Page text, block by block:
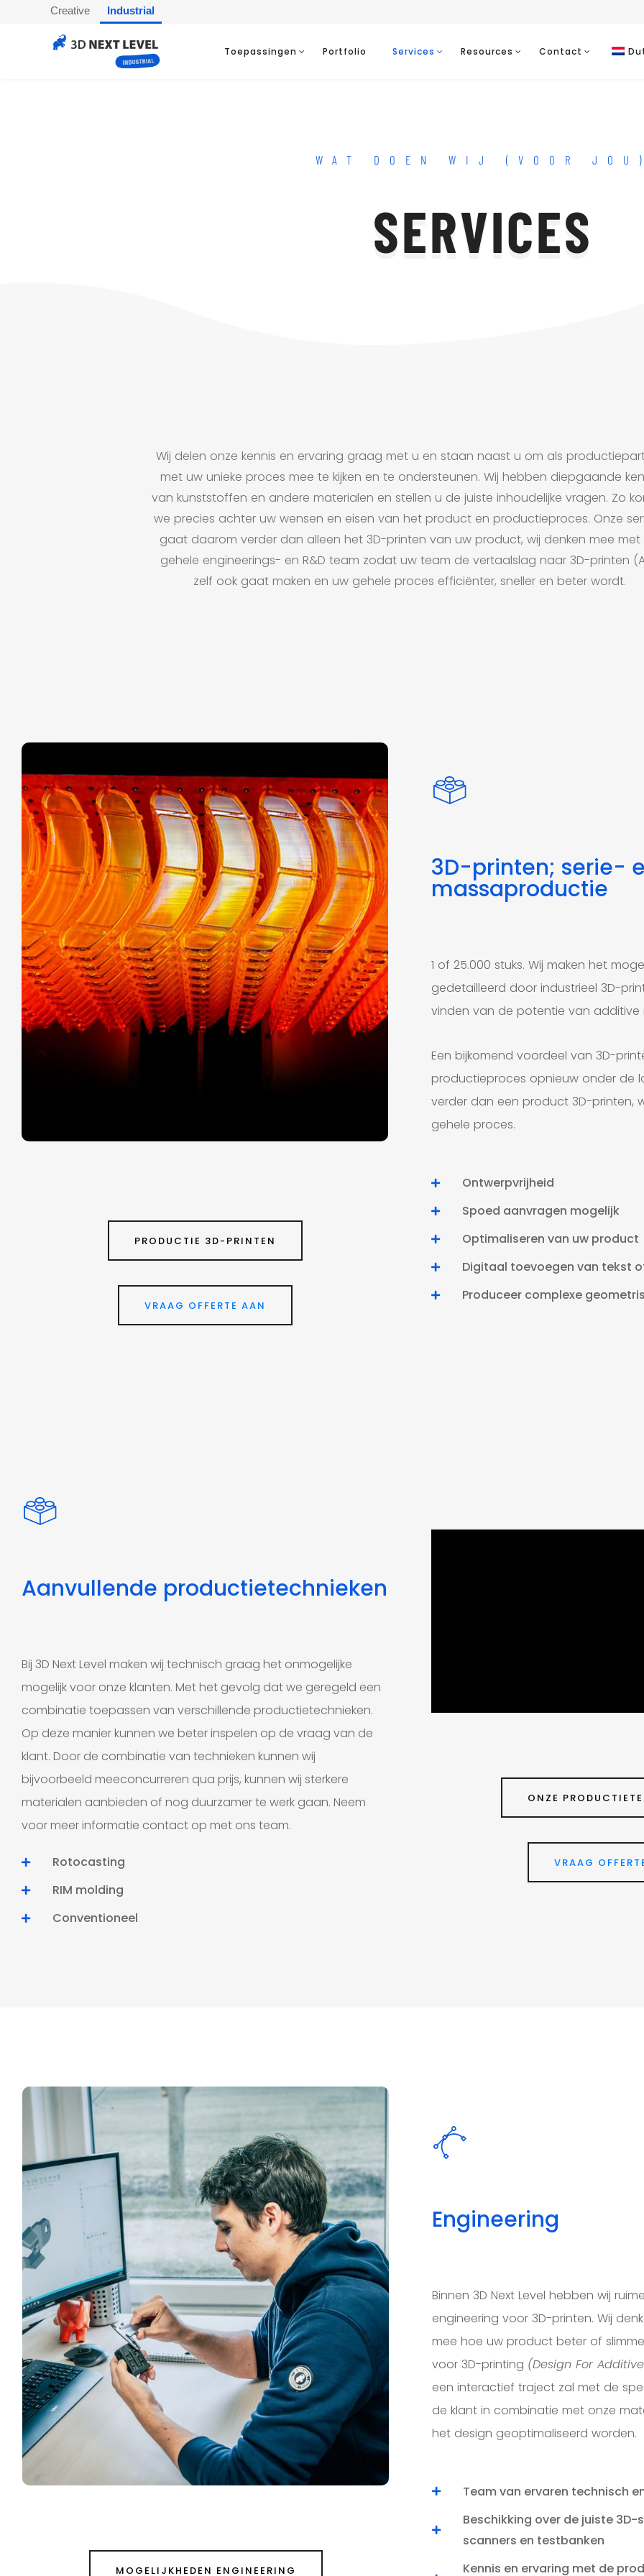
Creative Industrial
Toepassingen Portfolio Services Resources Contact
WAT DOEN WIJ (VOOR JOU)
SERVICES
Wij delen onze kennis en ervaring graag met u en staan naast u om als
met uw unieke proces mee te kijken en te ondersteunen. Wij hebben diepgaande
van kunststoffen en andere materialen en stellen u de juiste inhoudelijke vragen. Zo
we precies achter uw wensen en eisen van het product en productieproces. Onze
gaat daarom verder dan alleen het 3D-printen van uw product, wij denken mee met
gehele engineerings- en R&D team zodat uw team de vertaalslag naar 3D-printen
zelf ook gaat maken en uw gehele proces efficiënter, sneller en beter wordt.
PRODUCTIE 3D-PRINTEN
VRAAG OFFERTE AAN
3D-printen; serie-
massaproductie
1 of 25.000 stuks. Wij maken het
gedetailleerd door industrieel 3D-
vinden van de potentie van additive
Een bijkomend voordeel van 3D-
productieproces opnieuw onder de
verder dan een product 3D-printen,
gehele proces.
Ontwerpvrijheid
Spoed aanvragen mogelijk
Optimaliseren van uw product
Digitaal toevoegen van tekst
Produceer complexe
Aanvullende productietechnieken
Bij 3D Next Level maken wij technisch graag het onmogelijke
mogelijk voor onze klanten. Met het gevolg dat we geregeld een
combinatie toepassen van verschillende productietechnieken.
Op deze manier kunnen we beter inspelen op de vraag van de
klant. Door de combinatie van technieken kunnen wij
bijvoorbeeld meeconcurreren qua prijs, kunnen wij sterkere
materialen aanbieden of nog duurzamer te werk gaan. Neem
voor meer informatie contact op met ons team.
Rotocasting
RIM molding
Conventioneel
ONZE
VRAAG
MOGELIJKHEDEN ENGINEERING
Engineering
Binnen 3D Next Level hebben wij
engineering voor 3D-printen. Wij
mee hoe uw product beter of
voor 3D-printing (Design For
een interactief traject zal met de
de klant in combinatie met onze
het design geoptimaliseerd worden.
Team van ervaren technisch
Beschikking over de juiste
scanners en testbanken
Kennis en ervaring met de